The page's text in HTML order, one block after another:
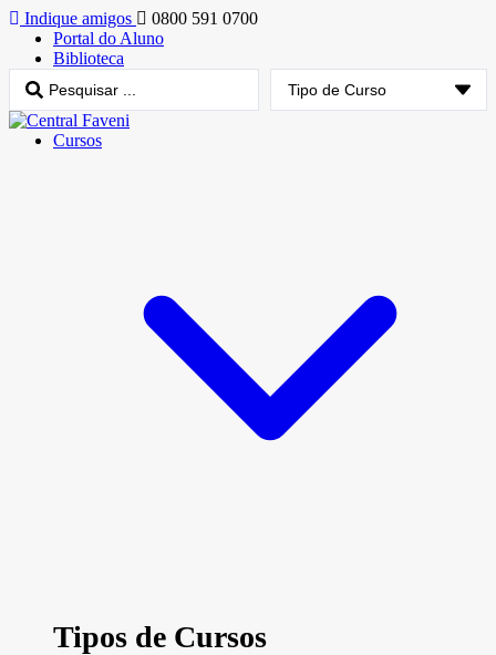
Indique amigos
0800 591 0700
Portal do Aluno
Biblioteca
Cursos
Tipos de Cursos